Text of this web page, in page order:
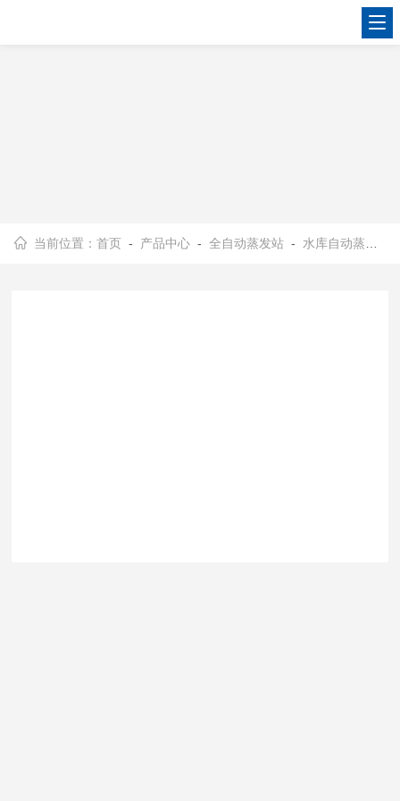
当前位置：首页 - 产品中心 -全自动蒸发站 - 水库自动蒸发站